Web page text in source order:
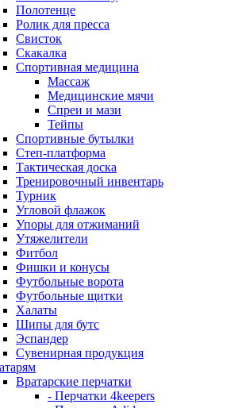
Полотенце
Ролик для пресса
Свисток
Скакалка
Спортивная медицина
Массаж
Медицинские мячи
Спреи и мази
Тейпы
Спортивные бутылки
Степ-платформа
Тактическая доска
Тренировочный инвентарь
Турник
Угловой флажок
Упоры для отжиманий
Утяжелители
Фитбол
Фишки и конусы
Футбольные ворота
Футбольные щитки
Халаты
Шипы для бутс
Эспандер
Сувенирная продукция
Вратарские перчатки
- Перчатки 4keepers